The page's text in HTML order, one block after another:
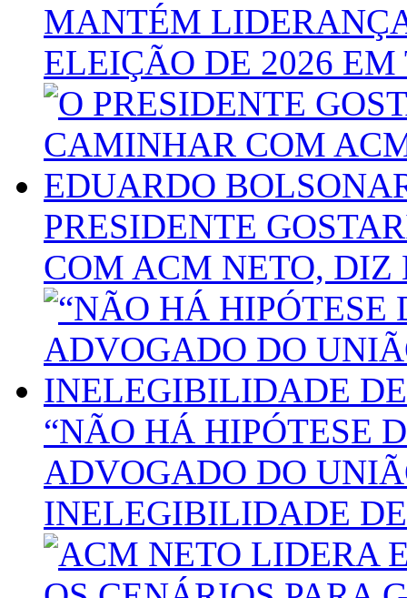
MANTÉM
ELEIÇÃO DE 2026 EM
PRESIDENTE
COM ACM NETO, DIZ
“NÃO HÁ HIPÓTESE
ADVOGADO DO
INELEGIBILIDADE